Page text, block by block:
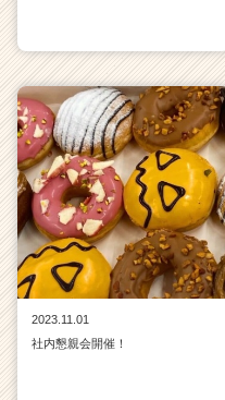
2023.11.01
社内懇親会開催！